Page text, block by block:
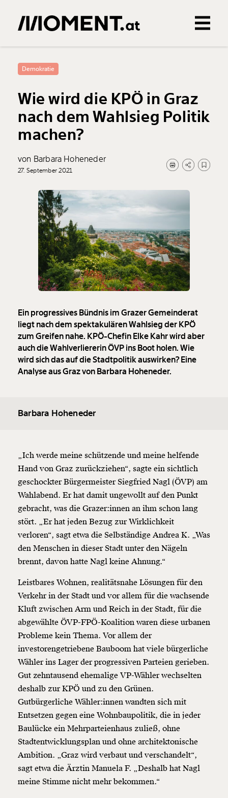
0Treffer
Demokratie
Wie wird die KPÖ in Graz
nach dem Wahlsieg Politik
machen?
von Barbara Hoheneder
27. September 2021
Ein progressives Bündnis im Grazer Gemeinderat
liegt nach dem spektakulären Wahlsieg der KPÖ
zum Greifen nahe. KPÖ-Chefin Elke Kahr wird aber
auch die Wahlverliererin ÖVP ins Boot holen. Wie
wird sich das auf die Stadtpolitik auswirken? Eine
Analyse aus Graz von Barbara Hoheneder.
Barbara Hoheneder
„Ich werde meine schützende und meine helfende
Hand von Graz zurückziehen“, sagte ein sichtlich
geschockter Bürgermeister Siegfried Nagl (ÖVP) am
Wahlabend. Er hat damit ungewollt auf den Punkt
gebracht, was die Grazer:innen an ihm schon lang
stört. „Er hat jeden Bezug zur Wirklichkeit
verloren“, sagt etwa die Selbständige Andrea K. „Was
den Menschen in dieser Stadt unter den Nägeln
brennt, davon hatte Nagl keine Ahnung.“
Leistbares Wohnen, realitätsnahe Lösungen für den
Verkehr in der Stadt und vor allem für die wachsende
Kluft zwischen Arm und Reich in der Stadt, für die
abgewählte ÖVP-FPÖ-Koalition waren diese urbanen
Probleme kein Thema. Vor allem der
investorengetriebene Bauboom hat viele bürgerliche
Wähler ins Lager der progressiven Parteien gerieben.
Gut zehntausend ehemalige VP-Wähler wechselten
deshalb zur KPÖ und zu den Grünen.
Gutbürgerliche Wähler:innen wandten sich mit
Entsetzen gegen eine Wohnbaupolitik, die in jeder
Baulücke ein Mehrparteienhaus zuließ, ohne
Stadtentwicklungsplan und ohne architektonische
Ambition. „Graz wird verbaut und verschandelt“,
sagt etwa die Ärztin Manuela F. „Deshalb hat Nagl
meine Stimme nicht mehr bekommen.“